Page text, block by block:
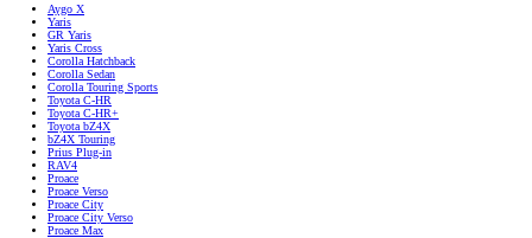
Aygo X
Yaris
GR Yaris
Yaris Cross
Corolla Hatchback
Corolla Sedan
Corolla Touring Sports
Toyota C-HR
Toyota C-HR+
Toyota bZ4X
bZ4X Touring
Prius Plug-in
RAV4
Proace
Proace Verso
Proace City
Proace City Verso
Proace Max